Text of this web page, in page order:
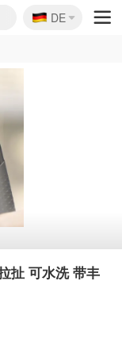
🇩🇪
DE
扯 可水洗 带丰